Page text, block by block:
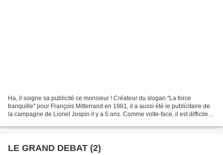
Ha, il soigne sa publicité ce monsieur ! Créateur du slogan "La force
tranquille" pour François Mitterrand en 1981, il a aussi été le publicitaire de
la campagne de Lionel Jospin il y a 5 ans. Comme volte-face, il est difficile
LE GRAND DEBAT (2)